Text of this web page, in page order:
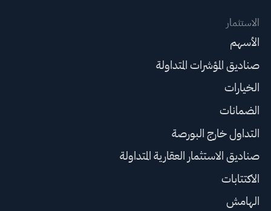
الاستثمار
الأسهم
صناديق المؤشرات المتداولة
الخيارات
الضمانات
التداول خارج البورصة
صناديق الاستثمار العقارية المتداولة
الاكتتابات
الهامش